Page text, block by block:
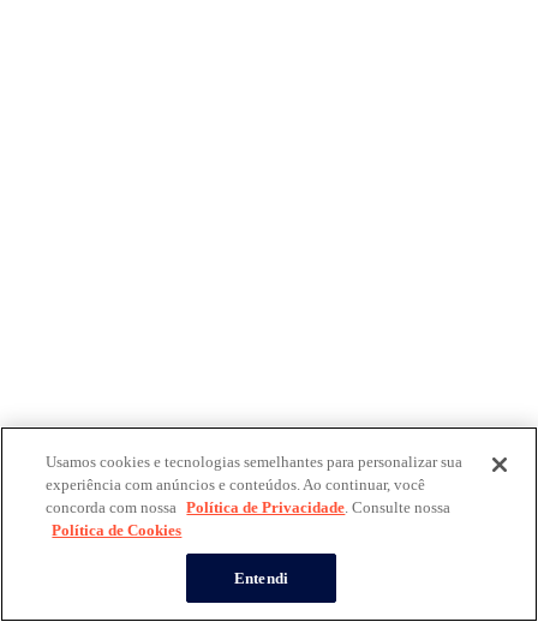
Usamos cookies e tecnologias semelhantes para personalizar sua
experiência com anúncios e conteúdos. Ao continuar, você
concorda com nossa Política de Privacidade. Consulte nossa
Política de Cookies
Entendi